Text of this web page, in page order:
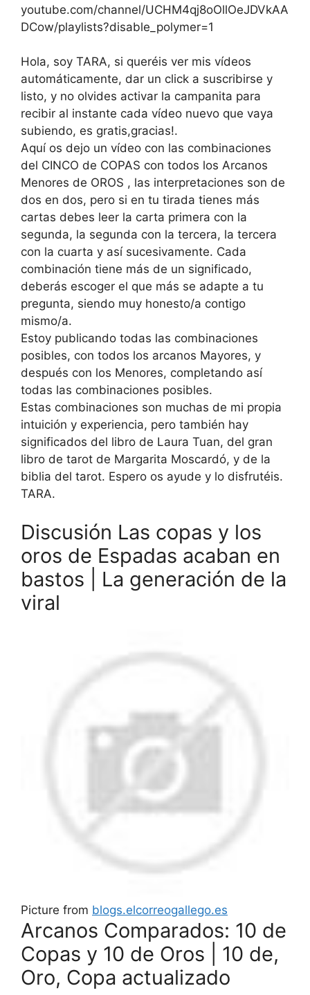
youtube.com/channel/UCHM4qj8oOllOeJDVkAA
DCow/playlists?disable_polymer=1
Hola, soy TARA, si queréis ver mis vídeos
automáticamente, dar un click a suscribirse y
listo, y no olvides activar la campanita para
recibir al instante cada vídeo nuevo que vaya
subiendo, es gratis,gracias!.
Aquí os dejo un vídeo con las combinaciones
del CINCO de COPAS con todos los Arcanos
Menores de OROS , las interpretaciones son de
dos en dos, pero si en tu tirada tienes más
cartas debes leer la carta primera con la
segunda, la segunda con la tercera, la tercera
con la cuarta y así sucesivamente. Cada
combinación tiene más de un significado,
deberás escoger el que más se adapte a tu
pregunta, siendo muy honesto/a contigo
mismo/a.
Estoy publicando todas las combinaciones
posibles, con todos los arcanos Mayores, y
después con los Menores, completando así
todas las combinaciones posibles.
Estas combinaciones son muchas de mi propia
intuición y experiencia, pero también hay
significados del libro de Laura Tuan, del gran
libro de tarot de Margarita Moscardó, y de la
biblia del tarot. Espero os ayude y lo disfrutéis.
TARA.
Discusión Las copas y los
oros de Espadas acaban en
bastos | La generación de la
viral
Picture from blogs.elcorreogallego.es
Arcanos Comparados: 10 de
Copas y 10 de Oros | 10 de,
Oro, Copa actualizado